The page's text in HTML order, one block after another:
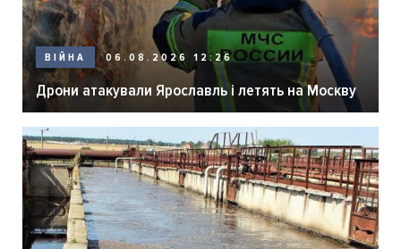
ВІЙНА 06.08.2026 12:26
Дрони атакували Ярославль і летять на Москву